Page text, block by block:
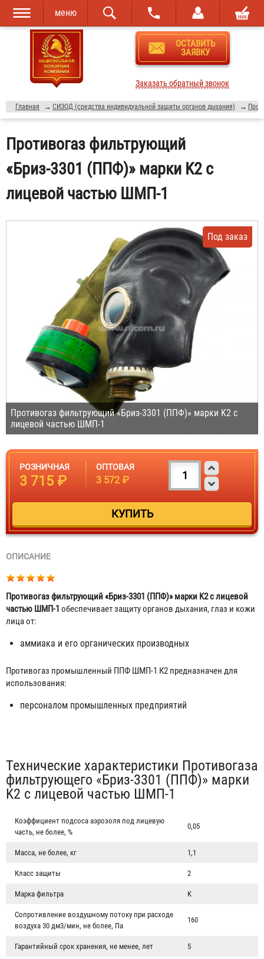
Перейти к
основному
содержанию
Skip to
navigation
меню
ОСТАВИТЬ
ЗАЯВКУ
Заказать обратный звонок
Главная → СИЗОД (средства индивидуальной защиты органов дыхания) →
Противогаз фильтрующий
«Бриз-3301 (ППФ)» марки K2 с
лицевой частью ШМП-1
Противогаз фильтрующий «Бриз-3301 (ППФ)» марки K2 с
лицевой частью ШМП-1
Под заказ
РОЗНИЧНАЯ
3 715 ₽
ОПТОВАЯ
3 572 ₽
ОПИСАНИЕ
Противогаз фильтрующий «Бриз-3301 (ППФ)» марки K2 с лицевой
частью ШМП-1 обеспечивает защиту органов дыхания, глаз и кожи
лица от:
аммиака и его органических производных
Противогаз промышленный ППФ ШМП-1 К2 предназначен для
использования:
персоналом промышленных предприятий
Табы
Технические характеристики Противогаза
фильтрующего «Бриз-3301 (ППФ)» марки
K2 с лицевой частью ШМП-1
Коэффициент подсоса аэрозоля под лицевую
часть, не более, %
0,05
Масса, не более, кг 1,1
Класс защиты 2
Марка фильтра K
Сопротивление воздушному потоку при расходе
воздуха 30 дм3/мин, не более, Па
160
Гарантийный срок хранения, не менее, лет 5
лицевой частью ШМП-1